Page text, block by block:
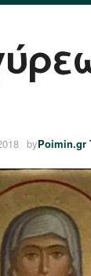
byPoimin.gr